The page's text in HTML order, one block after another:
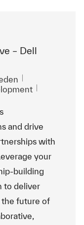
– Dell
and drive
with
your
building
to deliver
the future of